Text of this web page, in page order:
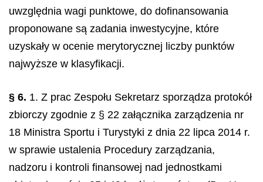
uwzględnia wagi punktowe, do dofinansowania
proponowane są zadania inwestycyjne, które
uzyskały w ocenie merytorycznej liczby punktów
najwyższe w klasyfikacji.
§ 6. 1. Z prac Zespołu Sekretarz sporządza protokół
zbiorczy zgodnie z § 22 załącznika zarządzenia nr
18 Ministra Sportu i Turystyki z dnia 22 lipca 2014 r.
w sprawie ustalenia Procedury zarządzania,
nadzoru i kontroli finansowej nad jednostkami